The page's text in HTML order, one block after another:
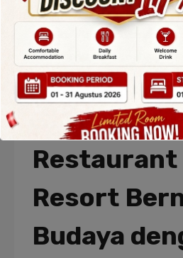
rekomendasi resorts
ini menawarkan kombinasi
kenyamanan, kemewahan, dan
Karangasem.
3. Tirta
Restaurant
Resort
Budaya